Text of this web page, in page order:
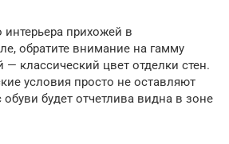
прихожей в
обратите внимание на гамму
классический цвет отделки стен.
условия просто не оставляют
будет отчетлива видна в зоне